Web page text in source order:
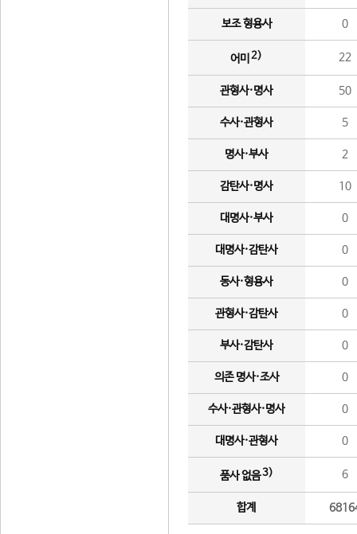
보조 형용사 0
어미 2) 22
관형사·명사 50
수사·관형사 5
명사·부사 2
감탄사·명사 10
대명사·부사 0
대명사·감탄사 0
동사·형용사 0
관형사·감탄사 0
부사·감탄사 0
의존 명사·조사 0
수사·관형사·명사 0
대명사·관형사 0
품사 없음3) 6
합계